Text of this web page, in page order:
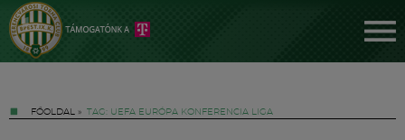
FŐOLDAL » TAG: UEFA EURÓPA KONFERENCIA LIGA